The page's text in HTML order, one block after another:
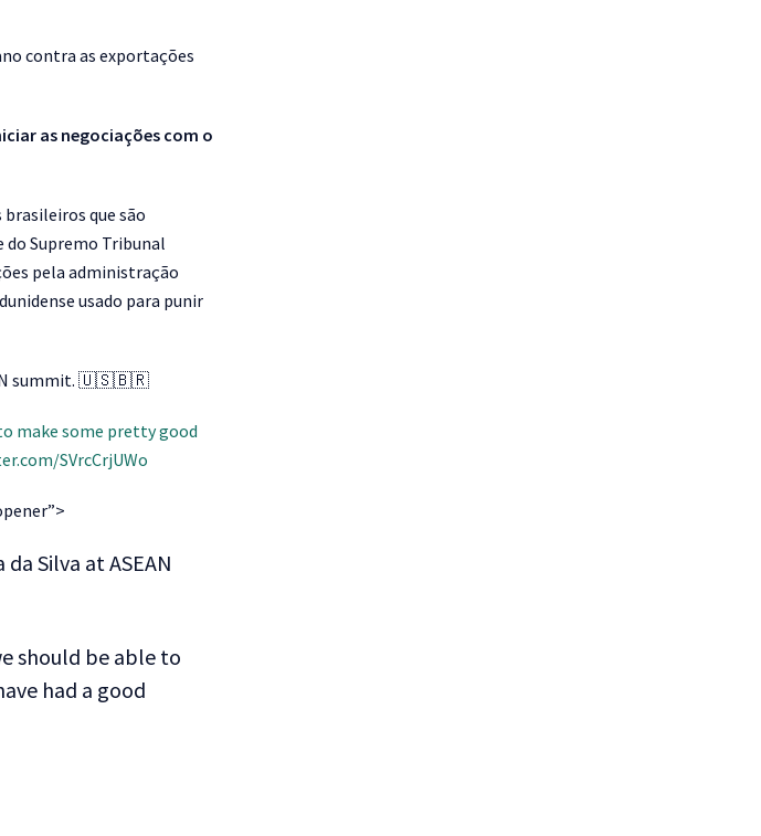
contra as exportações
as negociações com o
que são
do Supremo Tribunal
pela administração
usado para punir
summit. 🇺🇸🇧🇷
make some pretty good
SVrcCrjUWo
Silva at ASEAN
should be able to
had a good